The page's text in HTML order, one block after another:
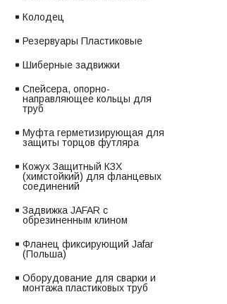
Колодец
Резервуары Пластиковые
Шиберные задвижки
Спейсера, опорно-
направляющее кольцы для
труб
Муфта герметизирующая для
защиты торцов футляра
Кожух Защитный КЗХ
(химстойкий) для фланцевых
соединений
Задвижка JAFAR с
обрезиненным клином
Фланец фиксирующий Jafar
(Польша)
Оборудование для сварки и
монтажа пластиковых труб